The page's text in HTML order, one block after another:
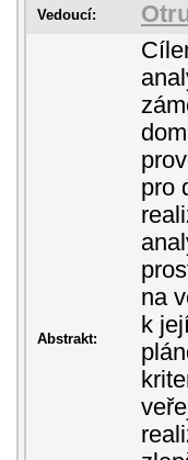
Vedoucí:
Abstrakt:
pro
na
k